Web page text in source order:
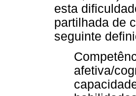
esta
partilhada de
seguinte
afetiva/